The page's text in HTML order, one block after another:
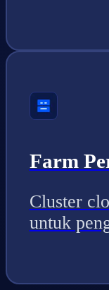
Farm
Cluster
untuk